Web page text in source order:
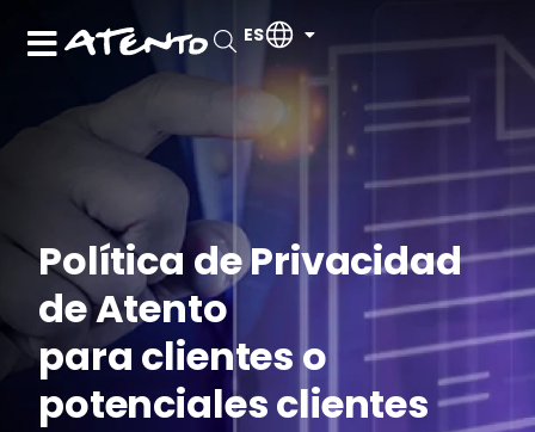
ES
Política de Privacidad
de Atento
para clientes o
potenciales clientes